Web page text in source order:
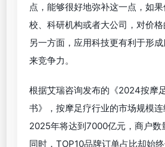
点，能够很好地弥补这一点，如
校、科研机构或者大公司，对价格
另一方面，应用科技更有利于形
来竞争力。
根据艾瑞咨询发布的《2024按摩
书》，按摩足疗行业的市场规模
2025年将达到7000亿元，商户数
同时，TOP10品牌订单占比却始